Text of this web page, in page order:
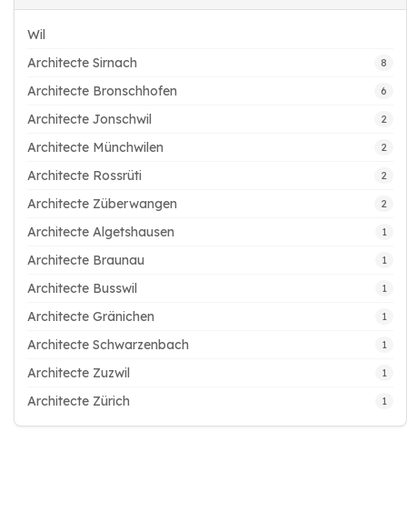
Wil
Architecte Sirnach
8
Architecte Bronschhofen 6
Architecte Jonschwil 2
Architecte Münchwilen 2
Architecte Rossrüti 2
Architecte Züberwangen 2
Architecte Algetshausen 1
Architecte Braunau 1
Architecte Busswil 1
Architecte Gränichen 1
Architecte Schwarzenbach 1
Architecte Zuzwil 1
Architecte Zürich 1